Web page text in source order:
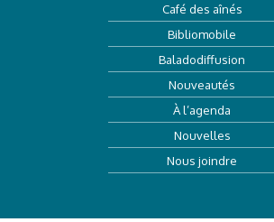
Café des aînés
Bibliomobile
Baladodiffusion
Nouveautés
À l’agenda
Nouvelles
Nous joindre